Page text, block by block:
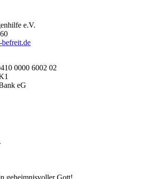
e.V.
befreit.de
0000 6002 02
eG